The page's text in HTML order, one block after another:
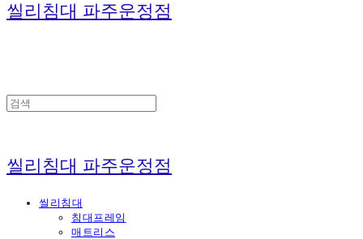
씰리침대 파주운정점
씰리침대 파주운정점
씰리침대
침대프레임
매트리스